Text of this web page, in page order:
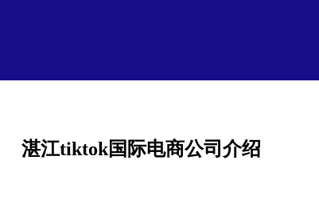
湛江tiktok国际电商公司介绍